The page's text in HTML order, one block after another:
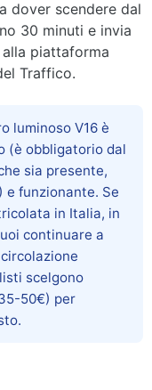
dover scendere dal
30 minuti e invia
piattaforma
Traffico.
luminoso V16 è
(è obbligatorio dal
sia presente,
e funzionante. Se
in Italia, in
continuare a
scelgono
50€) per